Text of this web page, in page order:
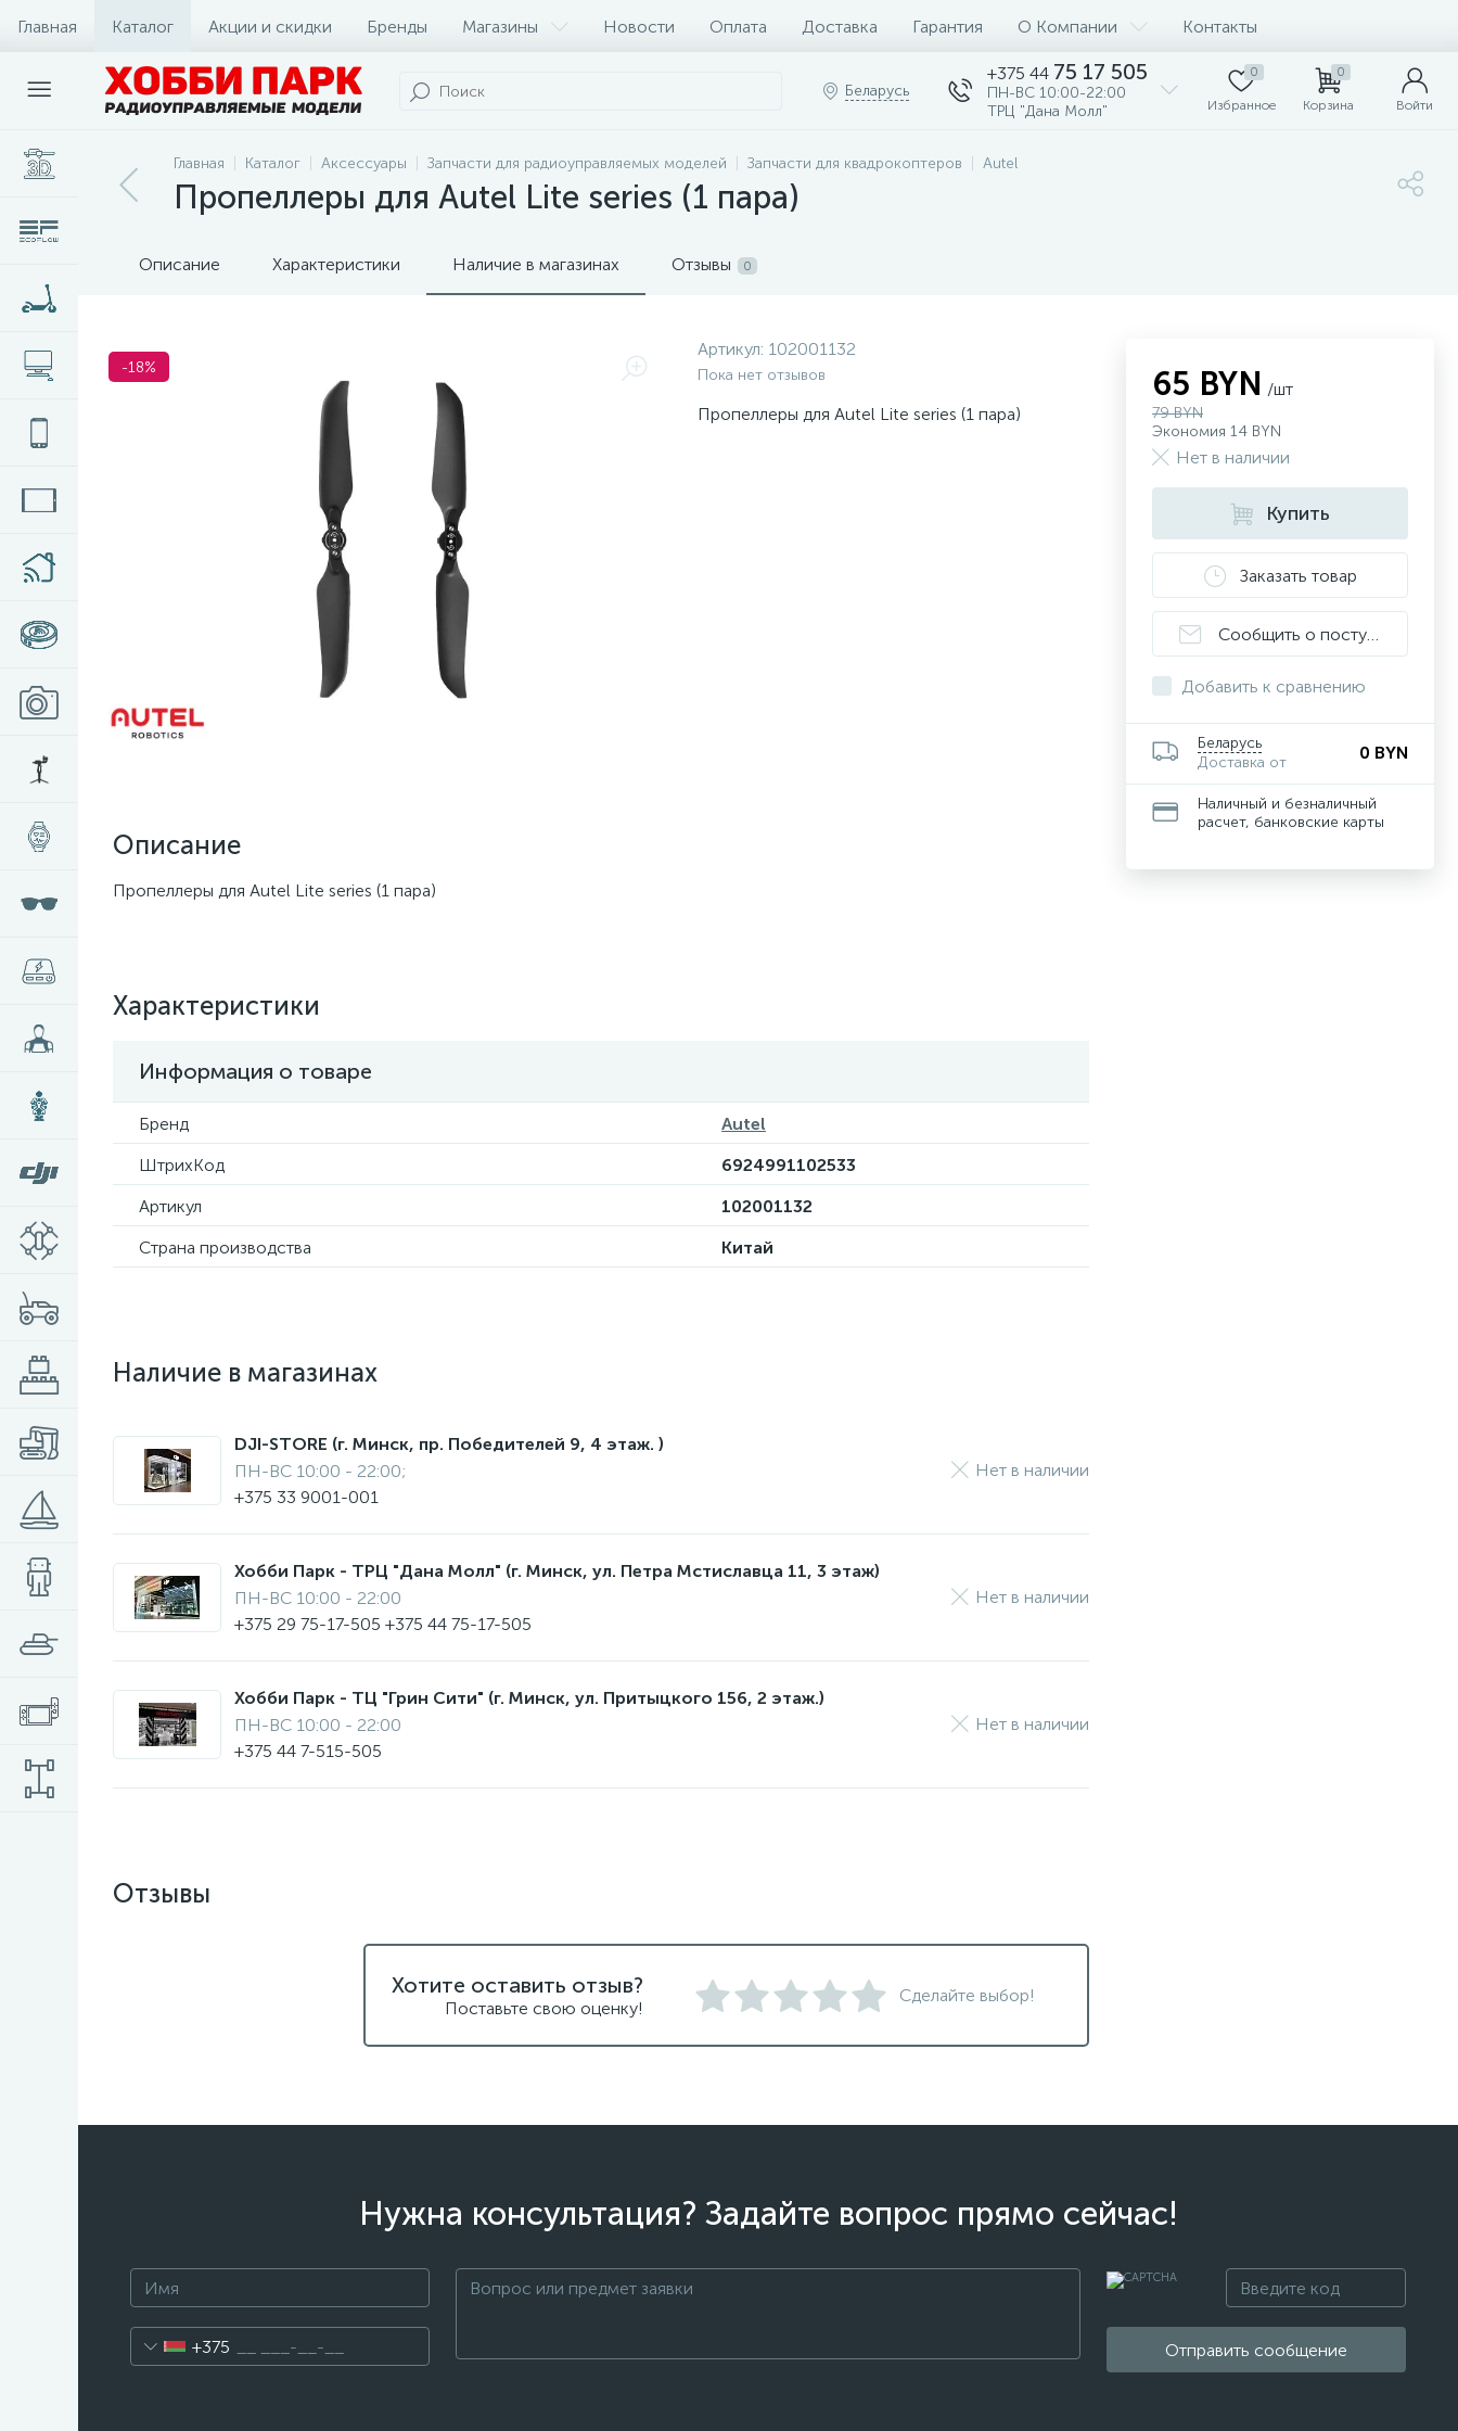
Главная Каталог Акции и скидки Бренды Магазины Новости Оплата Доставка Гарантия О Компании Контакты
Беларусь
+375 44 75 17 505
ПН-ВС 10:00-22:00
ТРЦ "Дана Молл"
0
Избранное
0
Корзина Войти
Главная Каталог Аксессуары Запчасти для радиоуправляемых моделей Запчасти для квадрокоптеров Autel
Пропеллеры для Autel Lite series (1 пара)
Описание Характеристики Наличие в магазинах Отзывы 0
-18%
Артикул: 102001132
Пока нет отзывов
Пропеллеры для Autel Lite series (1 пара)
Описание
Пропеллеры для Autel Lite series (1 пара)
Характеристики
Информация о товаре
Бренд
Autel
ШтрихКод
6924991102533
Артикул
102001132
Страна производства
Китай
Наличие в магазинах
DJI-STORE (г. Минск, пр. Победителей 9, 4 этаж. )
ПН-ВС 10:00 - 22:00;
+375 33 9001-001
Нет в наличии
Хобби Парк - ТРЦ "Дана Молл" (г. Минск, ул. Петра Мстиславца 11, 3 этаж)
ПН-ВС 10:00 - 22:00
+375 29 75-17-505 +375 44 75-17-505
Нет в наличии
Хобби Парк - ТЦ "Грин Сити" (г. Минск, ул. Притыцкого 156, 2 этаж.)
ПН-ВС 10:00 - 22:00
+375 44 7-515-505
Нет в наличии
65 BYN /шт
79 BYN
Экономия 14 BYN
Нет в наличии
Купить
Заказать товар
Сообщить о поступлении
Добавить к сравнению
Беларусь
Доставка от
0 BYN
Наличный и безналичный
расчет, банковские карты
Отзывы
Хотите оставить отзыв?
Поставьте свою оценку!
Сделайте выбор!
Нужна консультация? Задайте вопрос прямо сейчас!
+375 Отправить сообщение